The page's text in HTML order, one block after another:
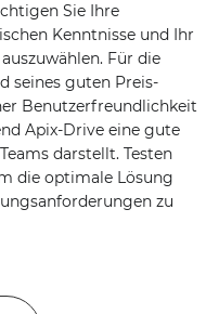
Sie Ihre
Kenntnisse und Ihr
Für die
seines guten Preis-
Benutzerfreundlichkeit
Apix-Drive eine gute
darstellt. Testen
die optimale Lösung
zu